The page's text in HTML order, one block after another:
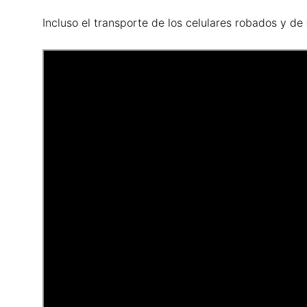
Incluso el transporte de los celulares robados y